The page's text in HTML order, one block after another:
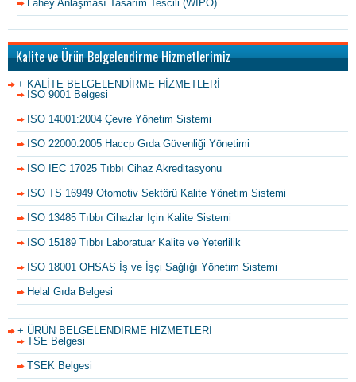
Lahey Anlaşması Tasarım Tescili (WIPO)
Kalite ve Ürün Belgelendirme Hizmetlerimiz
+ KALİTE BELGELENDİRME HİZMETLERİ
ISO 9001 Belgesi
ISO 14001:2004 Çevre Yönetim Sistemi
ISO 22000:2005 Haccp Gıda Güvenliği Yönetimi
ISO IEC 17025 Tıbbı Cihaz Akreditasyonu
ISO TS 16949 Otomotiv Sektörü Kalite Yönetim Sistemi
ISO 13485 Tıbbı Cihazlar İçin Kalite Sistemi
ISO 15189 Tıbbı Laboratuar Kalite ve Yeterlilik
ISO 18001 OHSAS İş ve İşçi Sağlığı Yönetim Sistemi
Helal Gıda Belgesi
+ ÜRÜN BELGELENDİRME HİZMETLERİ
TSE Belgesi
TSEK Belgesi